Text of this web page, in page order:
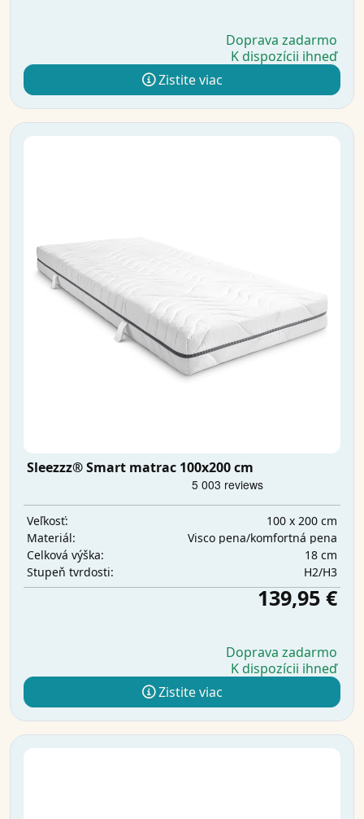
Doprava zadarmo
K dispozícii ihneď
Zistite viac
Sleezzz® Smart matrac 100x200 cm
Veľkosť:
100 x 200 cm
Materiál:
Visco pena/komfortná pena
Celková výška:
18 cm
Stupeň tvrdosti:
H2/H3
139,95 €
Doprava zadarmo
K dispozícii ihneď
Zistite viac